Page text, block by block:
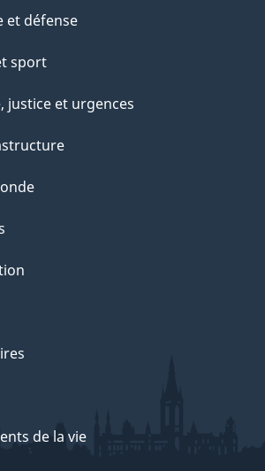
et défense
sport
justice et urgences
de la vie